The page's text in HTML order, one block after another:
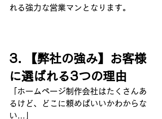
れる強力な営業マンとなります。
3. 【弊社の強み】お客様
に選ばれる3つの理由
「ホームページ制作会社はたくさんあ
るけど、どこに頼めばいいかわからな
い…」